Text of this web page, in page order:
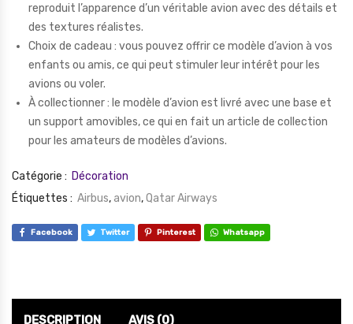
reproduit l’apparence d’un véritable avion avec des détails et
des textures réalistes.
Choix de cadeau : vous pouvez offrir ce modèle d’avion à vos
enfants ou amis, ce qui peut stimuler leur intérêt pour les
avions ou voler.
À collectionner : le modèle d’avion est livré avec une base et
un support amovibles, ce qui en fait un article de collection
pour les amateurs de modèles d’avions.
Catégorie : Décoration
Étiquettes : Airbus, avion,Qatar Airways
Facebook Twitter Pinterest Whatsapp
DESCRIPTION AVIS (0)